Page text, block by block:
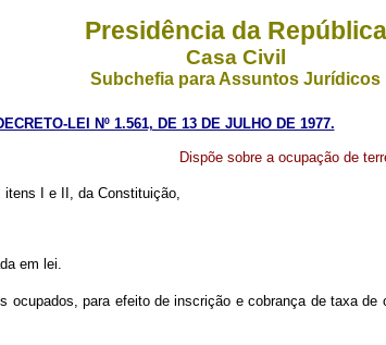
Presidência da República
Casa Civil
Subchefia para Assuntos Jurídicos
LEI Nº 1.561, DE 13 DE JULHO DE 1977.
Dispõe sobre a ocupação de
itens I e II, da Constituição,
em lei.
para efeito de inscrição e cobrança de taxa